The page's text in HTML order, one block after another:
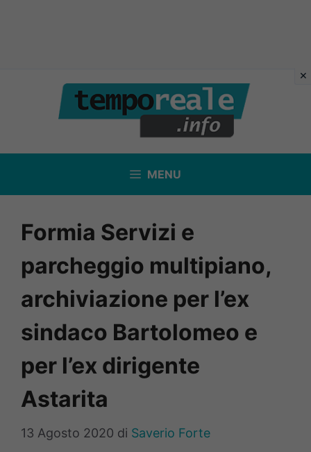
contenuto
MENU
Formia Servizi e
parcheggio multipiano,
archiviazione per l’ex
sindaco Bartolomeo e
per l’ex dirigente
Astarita
13 Agosto 2020 di Saverio Forte